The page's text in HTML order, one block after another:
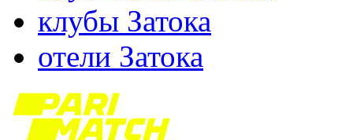
клубы Затока
отели Затока